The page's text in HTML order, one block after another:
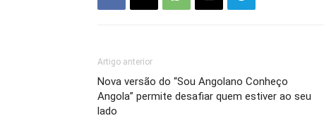
Artigo anterior
Nova versão do “Sou Angolano Conheço
Angola” permite desafiar quem estiver ao seu
lado